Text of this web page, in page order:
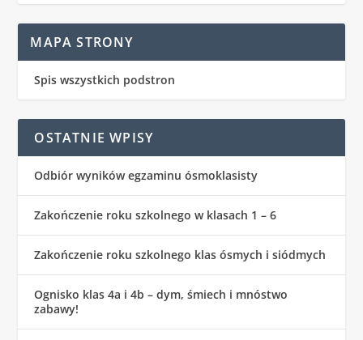
MAPA STRONY
Spis wszystkich podstron
OSTATNIE WPISY
Odbiór wyników egzaminu ósmoklasisty
Zakończenie roku szkolnego w klasach 1 – 6
Zakończenie roku szkolnego klas ósmych i siódmych
Ognisko klas 4a i 4b – dym, śmiech i mnóstwo
zabawy!